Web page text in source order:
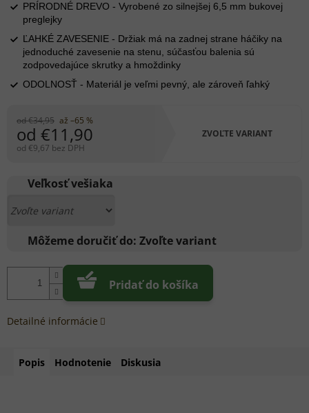
od €34,95 až –65 %
od €11,90
od €9,67 bez DPH
cena:
ZVOĽTE VARIANT
Veľkosť vešiaka
Môžeme doručiť do: Zvoľte variant
Pridať do košíka
PRÍRODNÉ DREVO - Vyrobené zo silnejšej 6,5 mm bukovej
preglejky
ĽAHKÉ ZAVESENIE - Držiak má na zadnej strane háčiky na
jednoduché zavesenie na stenu, súčasťou balenia sú
zodpovedajúce skrutky a hmoždinky
ODOLNOSŤ - Materiál je veľmi pevný, ale zároveň ľahký
Detailné informácie
Popis Hodnotenie Diskusia